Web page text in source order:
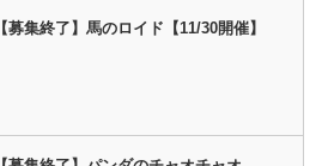
【募集終了】馬のロイド【11/30開催】